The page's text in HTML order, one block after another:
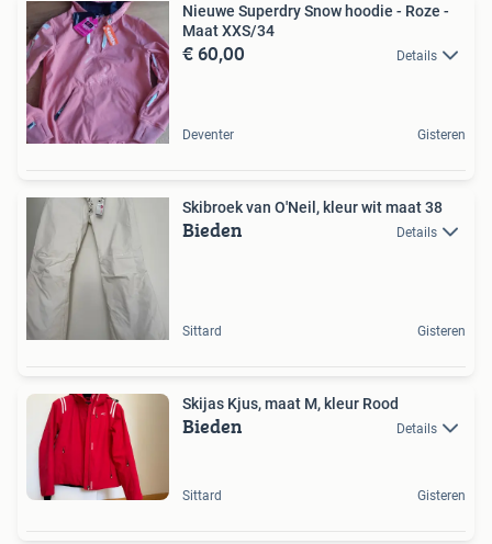
Nieuwe Superdry Snow hoodie - Roze -
Maat XXS/34
€ 60,00 Details
Deventer Gisteren
Skibroek van O'Neil, kleur wit maat 38
Bieden Details
Sittard Gisteren
Skijas Kjus, maat M, kleur Rood
Bieden Details
Sittard Gisteren